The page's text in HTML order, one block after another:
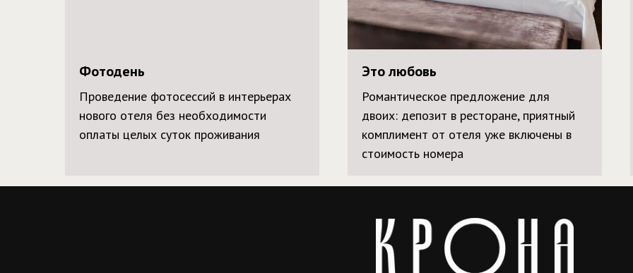
Фотодень
Проведение фотосессий в интерьерах
нового отеля без необходимости
оплаты целых суток проживания
Это любовь
Романтическое предложение для
двоих: депозит в ресторане, приятный
комплимент от отеля уже включены в
стоимость номера